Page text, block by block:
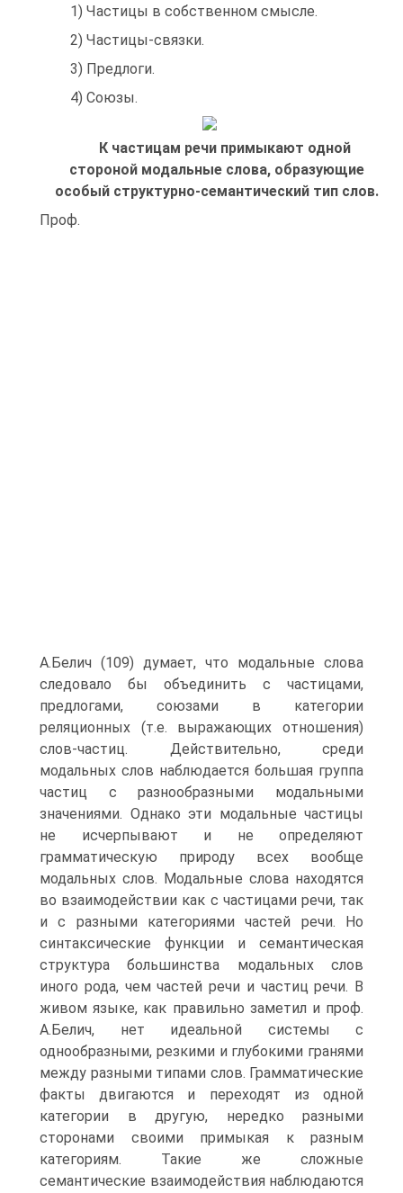
1) Частицы в собственном смысле.
2) Частицы-связки.
3) Предлоги.
4) Союзы.
К частицам речи примыкают одной
стороной модальные слова, образующие
особый структурно-семантический тип слов.
Проф.
А.Белич (109) думает, что модальные слова
следовало бы объединить с частицами,
предлогами, союзами в категории
реляционных (т.е. выражающих отношения)
слов-частиц. Действительно, среди
модальных слов наблюдается большая группа
частиц с разнообразными модальными
значениями. Однако эти модальные частицы
не исчерпывают и не определяют
грамматическую природу всех вообще
модальных слов. Модальные слова находятся
во взаимодействии как с частицами речи, так
и с разными категориями частей речи. Но
синтаксические функции и семантическая
структура большинства модальных слов
иного рода, чем частей речи и частиц речи. В
живом языке, как правильно заметил и проф.
А.Белич, нет идеальной системы с
однообразными, резкими и глубокими гранями
между разными типами слов. Грамматические
факты двигаются и переходят из одной
категории в другую, нередко разными
сторонами своими примыкая к разным
категориям. Такие же сложные
семантические взаимодействия наблюдаются